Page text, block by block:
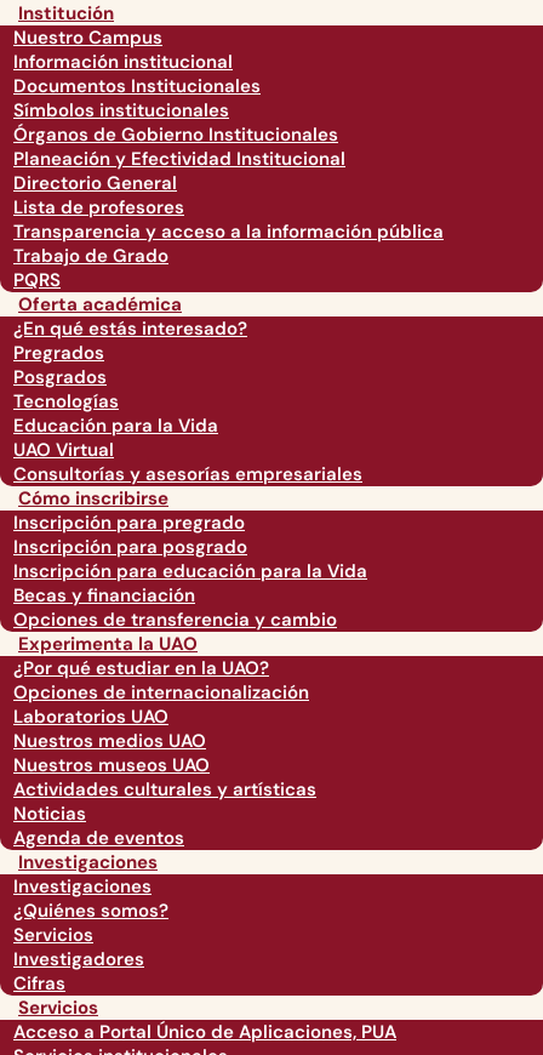
Institución
Nuestro Campus
Información institucional
Documentos Institucionales
Símbolos institucionales
Órganos de Gobierno Institucionales
Planeación y Efectividad Institucional
Directorio General
Lista de profesores
Transparencia y acceso a la información pública
Trabajo de Grado
PQRS
Oferta académica
¿En qué estás interesado?
Pregrados
Posgrados
Tecnologías
Educación para la Vida
UAO Virtual
Consultorías y asesorías empresariales
Cómo inscribirse
Inscripción para pregrado
Inscripción para posgrado
Inscripción para educación para la Vida
Becas y financiación
Opciones de transferencia y cambio
Experimenta la UAO
¿Por qué estudiar en la UAO?
Opciones de internacionalización
Laboratorios UAO
Nuestros medios UAO
Nuestros museos UAO
Actividades culturales y artísticas
Noticias
Agenda de eventos
Investigaciones
Investigaciones
¿Quiénes somos?
Servicios
Investigadores
Cifras
Servicios
Acceso a Portal Único de Aplicaciones, PUA